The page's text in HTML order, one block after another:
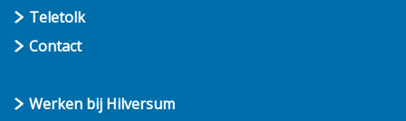
Teletolk
Contact
Werken bij Hilversum